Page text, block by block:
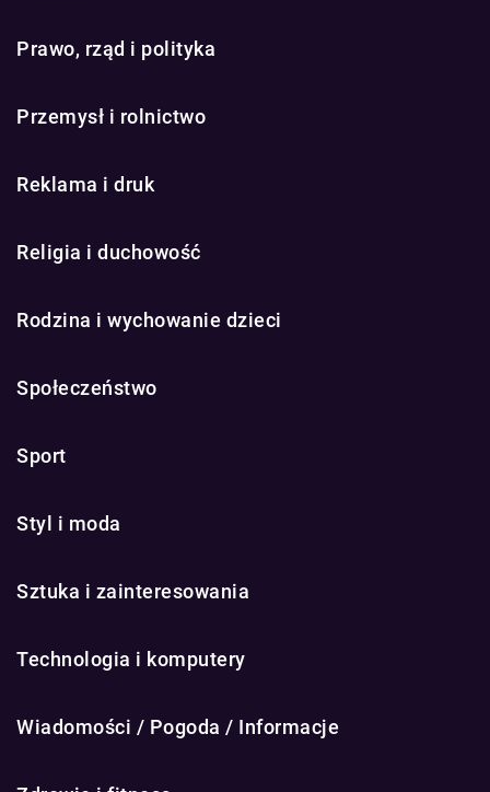
Prawo, rząd i polityka
Przemysł i rolnictwo
Reklama i druk
Religia i duchowość
Rodzina i wychowanie dzieci
Społeczeństwo
Sport
Styl i moda
Sztuka i zainteresowania
Technologia i komputery
Wiadomości / Pogoda / Informacje